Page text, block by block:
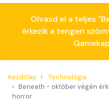
Olvasd el a teljes
érkezik a tengeri
Kezdőlap
Technológia
Beneath - október végén
horror